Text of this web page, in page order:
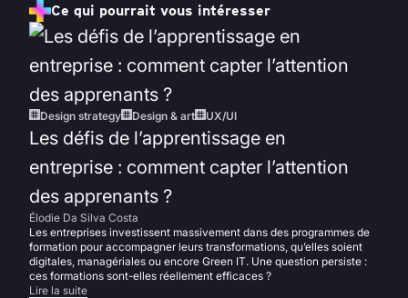
Ce qui pourrait vous intéresser
Design strategy Design & art UX/UI
Les défis de l’apprentissage en
entreprise : comment capter l’attention
des apprenants ?
Élodie Da Silva Costa
Les entreprises investissent massivement dans des programmes de
formation pour accompagner leurs transformations, qu’elles soient
digitales, managériales ou encore Green IT. Une question persiste :
ces formations sont-elles réellement efficaces ?
Lire la suite